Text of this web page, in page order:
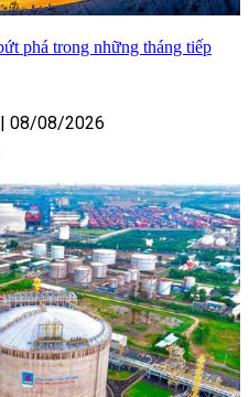
phá trong những tháng tiếp
| 08/08/2026